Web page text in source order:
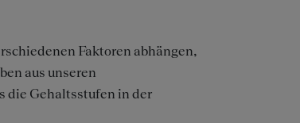
Faktoren abhängen,
aus unseren
die Gehaltsstufen in der